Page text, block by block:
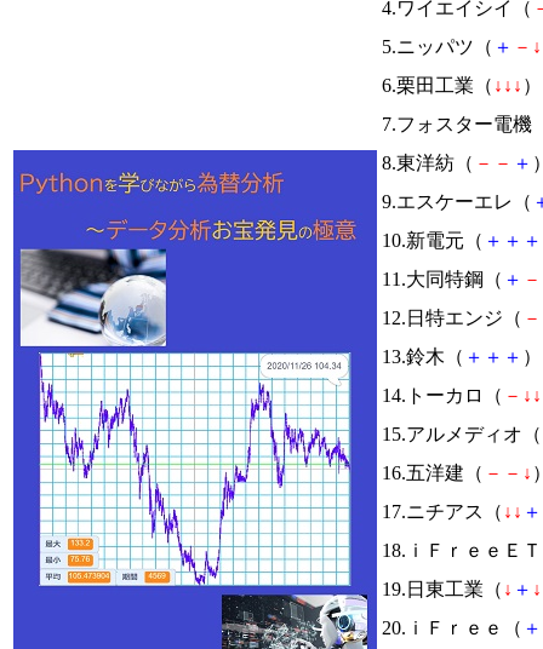
4.ワイエイシイ（
5.ニッパツ（ ＋ － ↓
6.栗田工業（ ↓ ↓ ↓
7.フォスター電機
8.東洋紡（ － － ＋
9.エスケーエレ（
10.新電元（ ＋ ＋ ＋
11.大同特鋼（ ＋ －
12.日特エンジ（ －
13.鈴木（ ＋ ＋ ＋
14.トーカロ（ － ↓ ↓
15.アルメディオ（
16.五洋建（ － － ↓
17.ニチアス（ ↓ ↓ ＋
18.ｉＦｒｅｅＥ
19.日東工業（ ↓ ＋ ↓
20.ｉＦｒｅｅ（ ＋